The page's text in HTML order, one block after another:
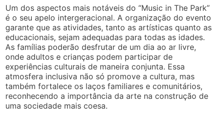
Um dos aspectos mais notáveis do “Music in The Park”
é o seu apelo intergeracional. A organização do evento
garante que as atividades, tanto as artísticas quanto as
educacionais, sejam adequadas para todas as idades.
As famílias poderão desfrutar de um dia ao ar livre,
onde adultos e crianças podem participar de
experiências culturais de maneira conjunta. Essa
atmosfera inclusiva não só promove a cultura, mas
também fortalece os laços familiares e comunitários,
reconhecendo a importância da arte na construção de
uma sociedade mais coesa.